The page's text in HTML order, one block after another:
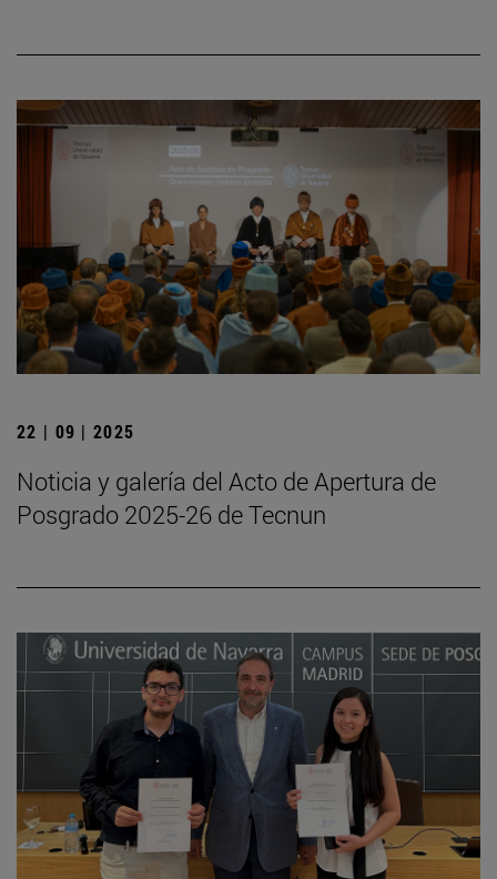
22 | 09 | 2025
Noticia y galería del Acto de Apertura de
Posgrado 2025-26 de Tecnun